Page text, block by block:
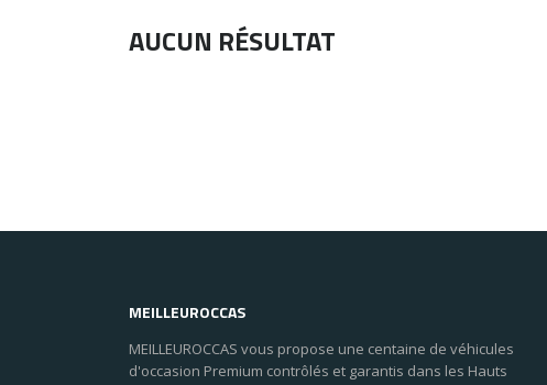
AUCUN RÉSULTAT
MEILLEUROCCAS
MEILLEUROCCAS vous propose une centaine de véhicules
d'occasion Premium contrôlés et garantis dans les Hauts